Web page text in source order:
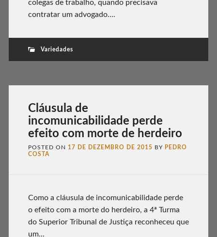
colegas de trabalho, quando precisava
contratar um advogado....
Variedades
Cláusula de
incomunicabilidade perde
efeito com morte de herdeiro
POSTED ON 17 DE DEZEMBRO DE 2015 BY PEDRO
COSTA
Como a cláusula de incomunicabilidade perde
o efeito com a morte do herdeiro, a 4ª Turma
do Superior Tribunal de Justiça reconheceu que
um...